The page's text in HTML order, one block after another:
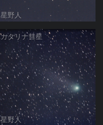
星野人
カタリナ彗星
星野人